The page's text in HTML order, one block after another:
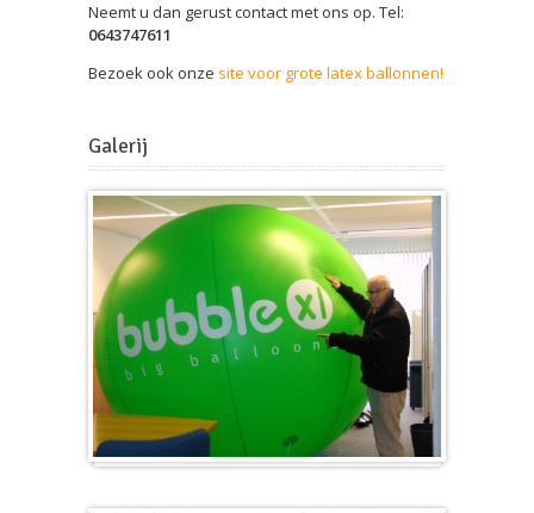
Neemt u dan gerust contact met ons op. Tel:
0643747611
Bezoek ook onze site voor grote latex ballonnen!
Galerij